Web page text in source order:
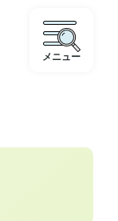
メニュー